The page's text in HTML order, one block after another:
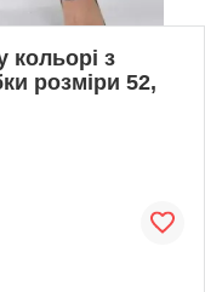
кольорі з
розміри 52,